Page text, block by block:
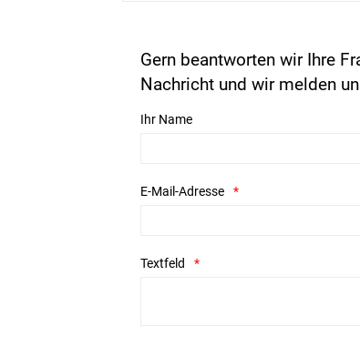
Gern beantworten wir Ihre
Nachricht und wir melden
Ihr Name
E-Mail-Adresse
Textfeld